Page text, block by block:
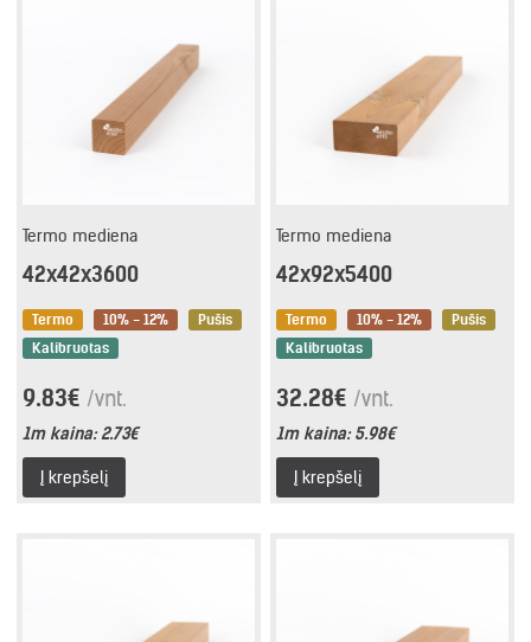
Termo mediena
42x42x3600
Termo 10% - 12%
Pušis
Kalibruotas
9.83€ /vnt.
1m kaina:2.73€
Į krepšelį
Termo mediena
42x92x5400
Termo 10% - 12%
Pušis
Kalibruotas
32.28€ /vnt.
1m kaina:5.98€
Į krepšelį